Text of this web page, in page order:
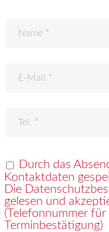
Durch das
Kontaktdaten
Die
gelesen und
(Telefonnummer für
Terminbestätigung)